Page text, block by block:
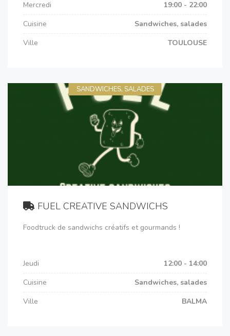
Mercredi
19:00 - 22:00
Cuisine
Sandwiches, salades
Ville
TOULOUSE
SANDWICHES, SALADES
FUEL CREATIVE SANDWICHS
Foodtruck de sandwichs créatifs et gourmands !
Jeudi
12:00 - 14:00
Cuisine
Sandwiches, salades
Ville
BALMA